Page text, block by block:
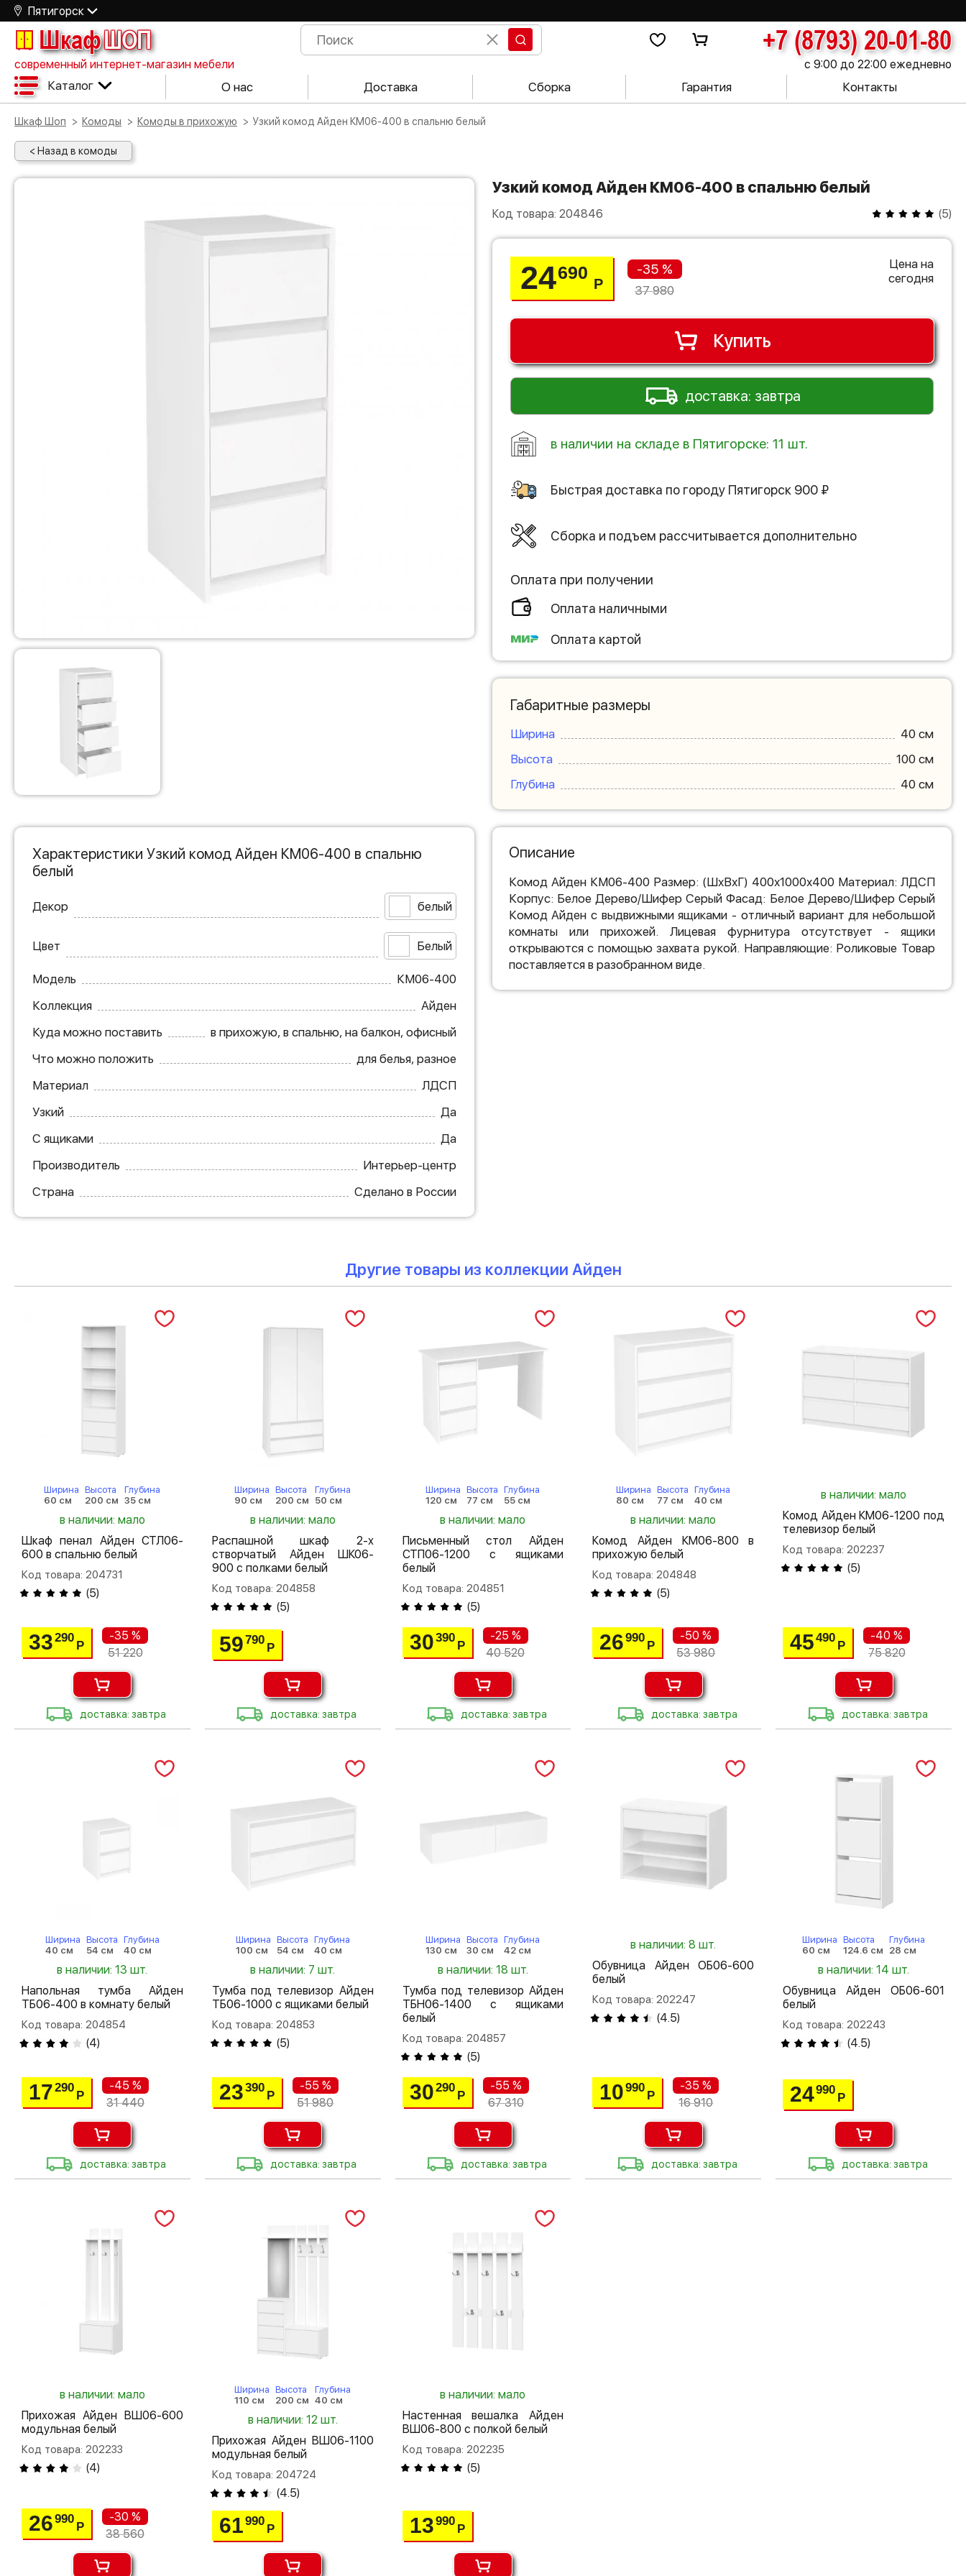
Пятигорск
ШкафШОП +7 (8793) 20-01-80
современный интернет-магазин мебели с 9:00 до 22:00 ежедневно
Каталог О нас Доставка Сборка Гарантия Контакты
Шкаф Шоп Комоды Комоды в прихожую Узкий комод Айден КМ06-400 в спальню белый
< Назад в комоды
Узкий комод Айден КМ06-400 в спальню белый
Код товара: 204846 (5)
24690
Р
-35 %
37 980
Цена на
сегодня
Купить
доставка: завтра
в наличии на складе в Пятигорске: 11 шт.
Быстрая доставка по городу Пятигорск 900 ₽
Сборка и подъем рассчитывается дополнительно
Оплата при получении
Оплата наличными
Оплата картой
Габаритные размеры
Ширина
40 см
Высота
100 см
Глубина
40 см
Характеристики Узкий комод Айден КМ06-400 в спальню
белый
Декор белый
Цвет Белый
Модель
КМ06-400
Коллекция
Айден
Куда можно поставить
в прихожую, в спальню, на балкон, офисный
Что можно положить
для белья, разное
Материал
ЛДСП
Узкий
Да
С ящиками
Да
Производитель
Интерьер-центр
Страна
Сделано в России
Описание
Комод Айден КМ06-400 Размер: (ШхВхГ) 400х1000х400 Материал: ЛДСП
Корпус: Белое Дерево/Шифер Серый Фасад: Белое Дерево/Шифер Серый
Комод Айден с выдвижными ящиками - отличный вариант для небольшой
комнаты или прихожей. Лицевая фурнитура отсутствует - ящики
открываются с помощью захвата рукой. Направляющие: Роликовые Товар
поставляется в разобранном виде.
Другие товары из коллекции Айден
Ширина
60 см
Высота
200 см
Глубина
35 см
в наличии: мало
Шкаф пенал Айден СТЛ06-
600 в спальню белый
Код товара: 204731
(5)
33290
Р
-35 %
51 220
доставка: завтра
Ширина
90 см
Высота
200 см
Глубина
50 см
в наличии: мало
Распашной шкаф 2-х
створчатый Айден ШК06-
900 с полками белый
Код товара: 204858
(5)
59790
Р
доставка: завтра
Ширина
120 см
Высота
77 см
Глубина
55 см
в наличии: мало
Письменный стол Айден
СТП06-1200 с ящиками
белый
Код товара: 204851
(5)
30390
Р
-25 %
40 520
доставка: завтра
Ширина
80 см
Высота
77 см
Глубина
40 см
в наличии: мало
Комод Айден КМ06-800 в
прихожую белый
Код товара: 204848
(5)
26990
Р
-50 %
53 980
доставка: завтра
в наличии: мало
Комод Айден КМ06-1200 под
телевизор белый
Код товара: 202237
(5)
45490
Р
-40 %
75 820
доставка: завтра
Ширина
40 см
Высота
54 см
Глубина
40 см
в наличии: 13 шт.
Напольная тумба Айден
ТБ06-400 в комнату белый
Код товара: 204854
(4)
17290
Р
-45 %
31 440
доставка: завтра
Ширина
100 см
Высота
54 см
Глубина
40 см
в наличии: 7 шт.
Тумба под телевизор Айден
ТБ06-1000 с ящиками белый
Код товара: 204853
(5)
23390
Р
-55 %
51 980
доставка: завтра
Ширина
130 см
Высота
30 см
Глубина
42 см
в наличии: 18 шт.
Тумба под телевизор Айден
ТБН06-1400 с ящиками
белый
Код товара: 204857
(5)
30290
Р
-55 %
67 310
доставка: завтра
в наличии: 8 шт.
Обувница Айден ОБ06-600
белый
Код товара: 202247
(4.5)
10990
Р
-35 %
16 910
доставка: завтра
Ширина
60 см
Высота
124.6 см
Глубина
28 см
в наличии: 14 шт.
Обувница Айден ОБ06-601
белый
Код товара: 202243
(4.5)
24990
Р
доставка: завтра
в наличии: мало
Прихожая Айден ВШ06-600
модульная белый
Код товара: 202233
(4)
26990
Р
-30 %
38 560
Ширина
110 см
Высота
200 см
Глубина
40 см
в наличии: 12 шт.
Прихожая Айден ВШ06-1100
модульная белый
Код товара: 204724
(4.5)
61990
Р
в наличии: мало
Настенная вешалка Айден
ВШ06-800 с полкой белый
Код товара: 202235
(5)
13990
Р